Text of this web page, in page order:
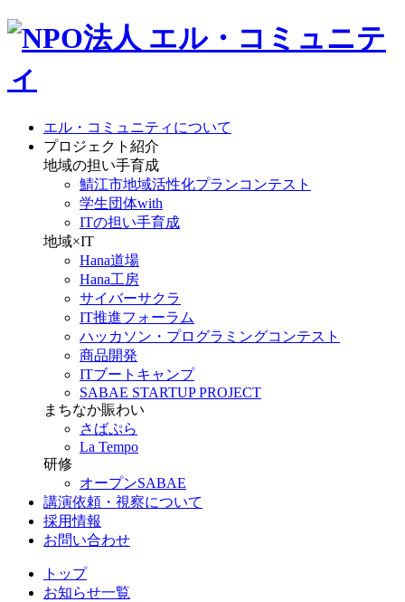
エル・コミュニティについて
プロジェクト紹介
地域の担い手育成
鯖江市地域活性化プランコンテスト
学生団体with
ITの担い手育成
地域×IT
Hana道場
Hana工房
サイバーサクラ
IT推進フォーラム
ハッカソン・プログラミングコンテスト
商品開発
ITブートキャンプ
SABAE STARTUP PROJECT
まちなか賑わい
さばぷら
La Tempo
研修
オープンSABAE
講演依頼・視察について
採用情報
お問い合わせ
トップ
お知らせ一覧